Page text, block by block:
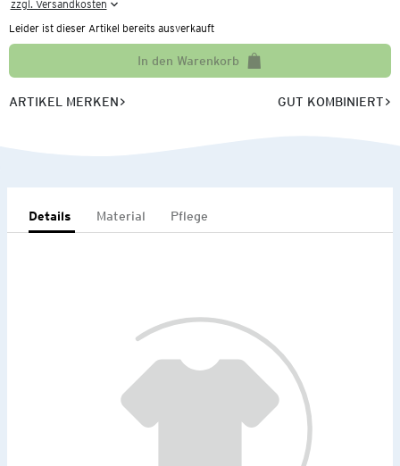
zzgl. Versandkosten
Leider ist dieser Artikel bereits ausverkauft
In den Warenkorb
ARTIKEL MERKEN GUT KOMBINIERT
Details Material Pflege